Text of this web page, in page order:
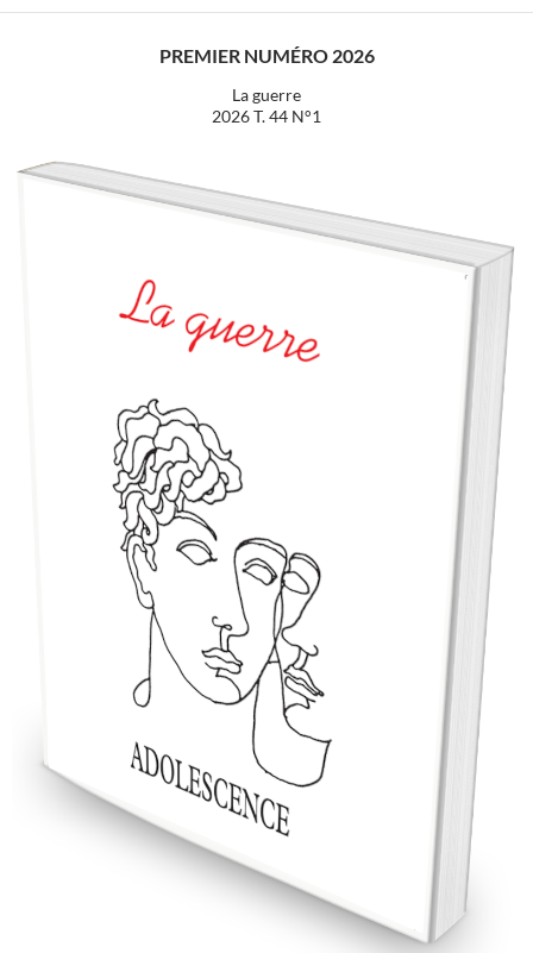
PREMIER NUMÉRO 2026
La guerre
2026 T. 44 N°1